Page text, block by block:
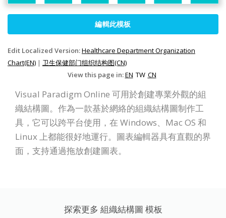
編輯此模板
Edit Localized Version:Healthcare Department Organization
Chart(EN) | 卫生保健部门组织结构图(CN)
View this page in:EN TW CN
Visual Paradigm Online 可用於創建專業外觀的組
織結構圖。作為一款基於網絡的組織結構圖制作工
具，它可以跨平台使用，在 Windows、Mac OS 和
Linux 上都能很好地運行。圖表編輯器具有直觀的界
面，支持通過拖放創建圖表。
探索更多 組織結構圖 模板